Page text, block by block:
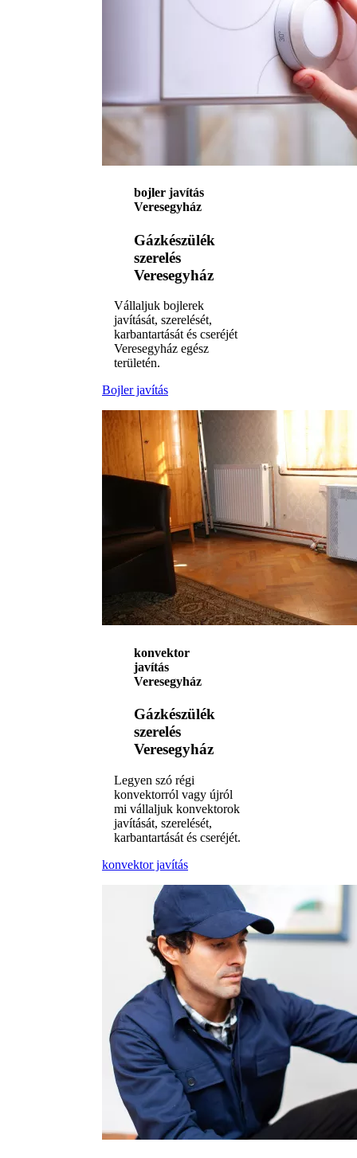
bojler javítás
Veresegyház
Gázkészülék
szerelés
Veresegyház
Vállaljuk bojlerek
javítását, szerelését,
karbantartását és cseréjét
Veresegyház egész
területén.
Bojler javítás
konvektor
javítás
Veresegyház
Gázkészülék
szerelés
Veresegyház
Legyen szó régi
konvektorról vagy újról
mi vállaljuk konvektorok
javítását, szerelését,
karbantartását és cseréjét.
konvektor javítás